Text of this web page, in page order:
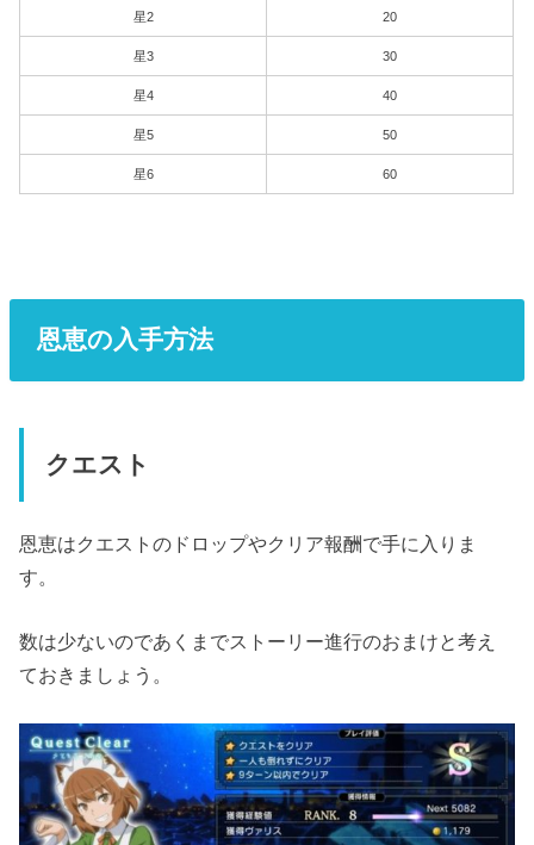
星2 20
星3 30
星4 40
星5 50
星6 60
恩恵の入手方法
クエスト
恩恵はクエストのドロップやクリア報酬で手に入りま
す。
数は少ないのであくまでストーリー進行のおまけと考え
ておきましょう。